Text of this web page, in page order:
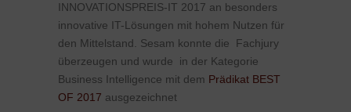
INNOVATIONSPREIS-IT 2017 an besonders
innovative IT-Lösungen mit hohem Nutzen für
den Mittelstand. Sesam konnte die Fachjury
überzeugen und wurde in der Kategorie
Business Intelligence mit dem Prädikat BEST
OF 2017 ausgezeichnet